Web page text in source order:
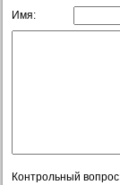
Имя:
Контрольный